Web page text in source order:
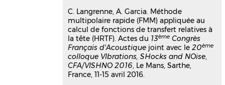
Separation-Method applied to
the study of the Steelpan
radiation
Eric Bavu,Clément Auzou,Mélodie
Monteil,Manuel Melon ,Christophe
Langrenne,Alexandre Garcia
Acoustics 2012, Apr 2012, Nantes,
C. Langrenne, A. Garcia. Méthode
multipolaire rapide (FMM) appliquée au
calcul de fonctions de transfert relatives à
la tête (HRTF). Actes du 13ème Congrès
Français d'Acoustique joint avec le20ème
colloque VIbrations, SHocks and NOise,
CFA/VISHNO 2016, Le Mans, Sarthe,
France, 11-15 avril 2016.